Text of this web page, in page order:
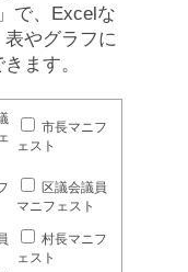
で、Excelな
やグラフに
ます。
市長マニフ
ェスト
区議会議員
マニフェスト
村長マニフ
ェスト